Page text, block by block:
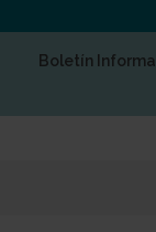
Boletín